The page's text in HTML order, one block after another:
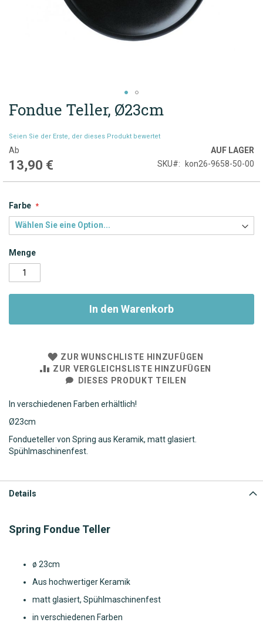
Zum
Anfang
springen
Fondue Teller, Ø23cm
Seien Sie der Erste, der dieses Produkt bewertet
Ab
13,90 €
AUF LAGER
SKU
kon26-9658-50-00
Farbe
Menge
In den Warenkorb
ZUR WUNSCHLISTE HINZUFÜGEN
ZUR VERGLEICHSLISTE HINZUFÜGEN
DIESES PRODUKT TEILEN
In verschiedenen Farben erhältlich!
Ø23cm
Fondueteller von Spring aus Keramik, matt glasiert.
Spühlmaschinenfest.
Details
Spring Fondue Teller
ø 23cm
Aus hochwertiger Keramik
matt glasiert, Spühlmaschinenfest
in verschiedenen Farben